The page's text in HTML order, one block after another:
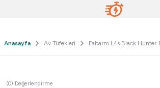
Anasayfa Av Tüfekleri Fabarm L4s Black Hunter
(0) Değerlendirme